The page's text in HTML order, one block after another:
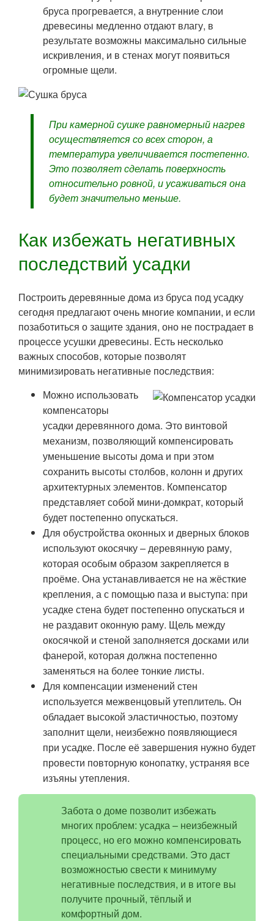
бруса прогревается, а внутренние слои
древесины медленно отдают влагу, в
результате возможны максимально сильные
искривления, и в стенах могут появиться
огромные щели.
При камерной сушке равномерный нагрев
осуществляется со всех сторон, а
температура увеличивается постепенно.
Это позволяет сделать поверхность
относительно ровной, и усаживаться она
будет значительно меньше.
Как избежать негативных
последствий усадки
Построить деревянные дома из бруса под усадку
сегодня предлагают очень многие компании, и если
позаботиться о защите здания, оно не пострадает в
процессе усушки древесины. Есть несколько
важных способов, которые позволят
минимизировать негативные последствия:
Можно использовать
компенсаторы
усадки деревянного дома. Это винтовой
механизм, позволяющий компенсировать
уменьшение высоты дома и при этом
сохранить высоты столбов, колонн и других
архитектурных элементов. Компенсатор
представляет собой мини-домкрат, который
будет постепенно опускаться.
Для обустройства оконных и дверных блоков
используют окосячку – деревянную раму,
которая особым образом закрепляется в
проёме. Она устанавливается не на жёсткие
крепления, а с помощью паза и выступа: при
усадке стена будет постепенно опускаться и
не раздавит оконную раму. Щель между
окосячкой и стеной заполняется досками или
фанерой, которая должна постепенно
заменяться на более тонкие листы.
Для компенсации изменений стен
используется межвенцовый утеплитель. Он
обладает высокой эластичностью, поэтому
заполнит щели, неизбежно появляющиеся
при усадке. После её завершения нужно будет
провести повторную конопатку, устраняя все
изъяны утепления.
Забота о доме позволит избежать
многих проблем: усадка – неизбежный
процесс, но его можно компенсировать
специальными средствами. Это даст
возможностью свести к минимуму
негативные последствия, и в итоге вы
получите прочный, тёплый и
комфортный дом.